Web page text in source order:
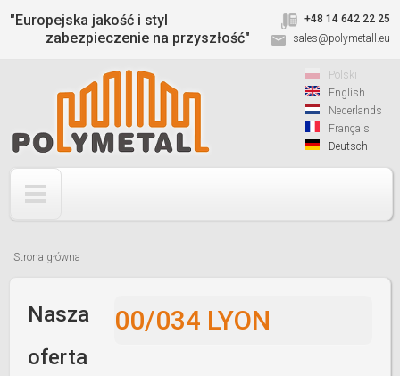
Jump to navigation
"Europejska jakość i styl
zabezpieczenie na przyszłość"
+48 14 642 22 25
sales@polymetall.eu
Polski
English
Nederlands
Français
Deutsch
tutaj
Strona główna
00/034 LYON
Nasza
oferta